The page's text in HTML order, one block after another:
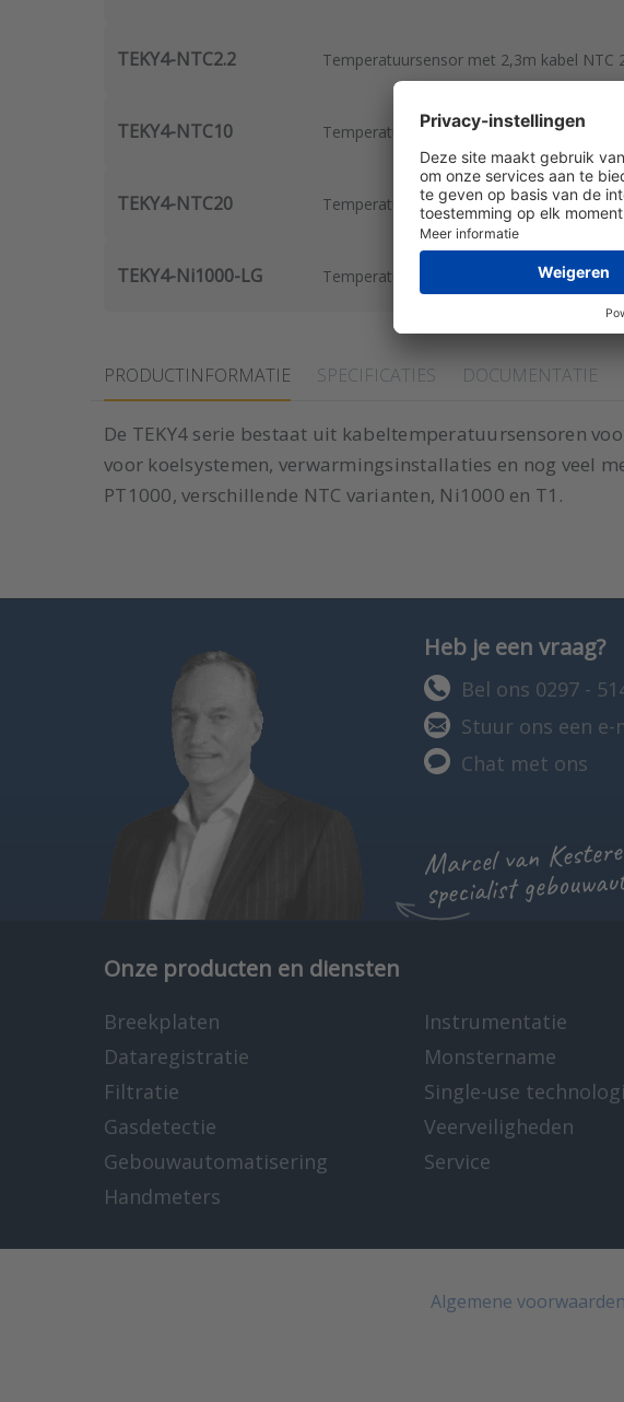
TEKY4-NTC2.2 Temperatuursensor met 2,3m kabel NTC
TEKY4-NTC10 Temperatuursensor met 2,3m kabel NTC
TEKY4-NTC20 Temperatuursensor met 2,3m kabel NTC
TEKY4-Ni1000-LG Temperatuursensor met 2,3m kabel 1000
PRODUCTINFORMATIE SPECIFICATIES DOCUMENTATIE
De TEKY4 serie bestaat uit kabeltemperatuursensoren
voor koelsystemen, verwarmingsinstallaties en nog veel
PT1000, verschillende NTC varianten, Ni1000 en T1.
Heb je een vraag?
Bel ons 0297 -
Stuur ons een e-
Chat met ons
Marcel van
specialist
Onze producten en diensten
Breekplaten
Dataregistratie
Filtratie
Gasdetectie
Gebouwautomatisering
Handmeters
Instrumentatie
Monstername
Single-use
Veerveiligheden
Service
Algemene voorwaarden